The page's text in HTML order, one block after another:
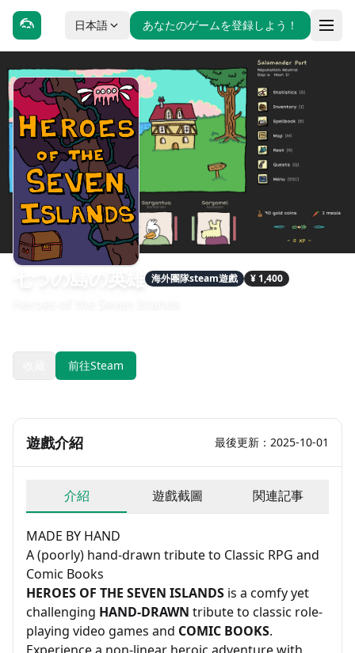
日本語 あなたのゲームを登録しよう！
七つの島の英雄 海外團隊steam遊戲 ¥ 1,400
前往Steam
遊戲介紹 最後更新：2025-10-01
介紹 遊戲截圖 関連記事
MADE BY HAND
A (poorly) hand-drawn tribute to Classic RPG and
Comic Books
HEROES OF THE SEVEN ISLANDS is a comfy yet
challenging HAND-DRAWN tribute to classic role-
playing video games and COMIC BOOKS.